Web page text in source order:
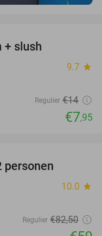
+ slush
9.7 star
Regulier €14
€7,95
personen
10.0 star
Regulier €82,50